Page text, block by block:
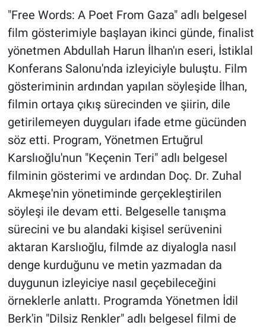
"Free Words: A Poet From Gaza" adlı belgesel
film gösterimiyle başlayan ikinci günde, finalist
yönetmen Abdullah Harun İlhan'ın eseri, İstiklal
Konferans Salonu'nda izleyiciyle buluştu. Film
gösteriminin ardından yapılan söyleşide İlhan,
filmin ortaya çıkış sürecinden ve şiirin, dile
getirilemeyen duyguları ifade etme gücünden
söz etti. Program, Yönetmen Ertuğrul
Karslıoğlu'nun "Keçenin Teri" adlı belgesel
filminin gösterimi ve ardından Doç. Dr. Zuhal
Akmeşe'nin yönetiminde gerçekleştirilen
söyleşi ile devam etti. Belgeselle tanışma
sürecini ve bu alandaki kişisel serüvenini
aktaran Karslıoğlu, filmde az diyalogla nasıl
denge kurduğunu ve metin yazmadan da
duygunun izleyiciye nasıl geçebileceğini
örneklerle anlattı. Programda Yönetmen İdil
Berk'in "Dilsiz Renkler" adlı belgesel filmi de